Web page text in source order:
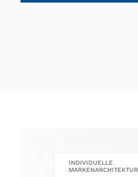
INDIVIDUELLE
MARKENARCHITEKTUR